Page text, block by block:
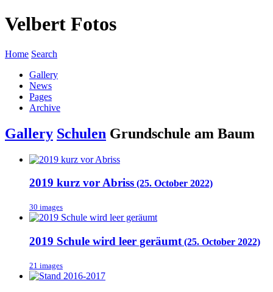
Velbert Fotos
Home Search
Gallery
News
Pages
Archive
Gallery Schulen Grundschule am Baum
2019 kurz vor Abriss (25. October 2022)
30 images
2019 Schule wird leer geräumt (25. October 2022)
21 images